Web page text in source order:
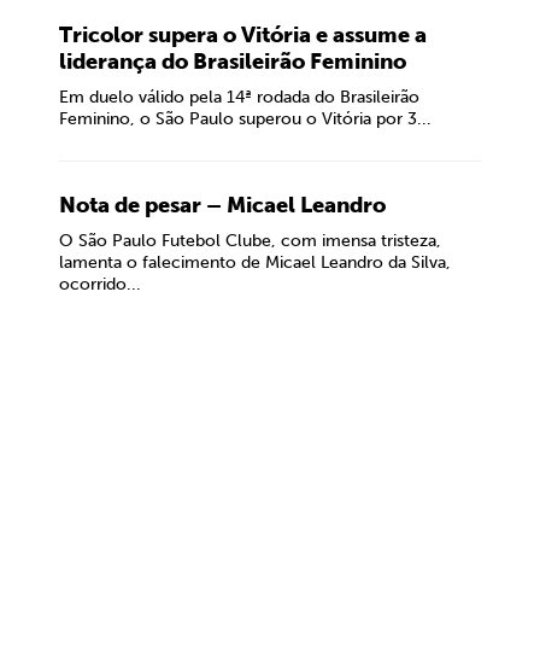
Tricolor supera o Vitória e assume a
liderança do Brasileirão Feminino
Em duelo válido pela 14ª rodada do Brasileirão
Feminino, o São Paulo superou o Vitória por 3...
Nota de pesar – Micael Leandro
O São Paulo Futebol Clube, com imensa tristeza,
lamenta o falecimento de Micael Leandro da Silva,
ocorrido...